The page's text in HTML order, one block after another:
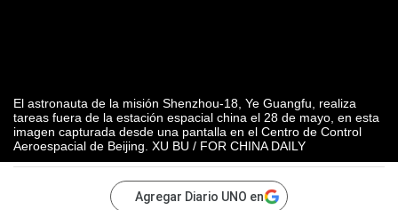
El astronauta de la misión Shenzhou-18, Ye Guangfu, realiza
tareas fuera de la estación espacial china el 28 de mayo, en esta
imagen capturada desde una pantalla en el Centro de Control
Aeroespacial de Beijing. XU BU / FOR CHINA DAILY
Agregar Diario UNO en